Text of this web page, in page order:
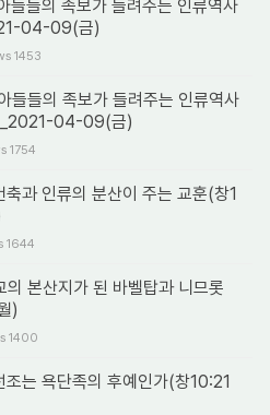
들의 족보가 들려주는 인류역사
04-09(금)
1453
들의 족보가 들려주는 인류역사
04-09(금)
1754
과 인류의 분산이 주는 교훈(창1
1644
본산지가 된 바벨탑과 니므롯
)
1400
는 욕단족의 후예인가(창10:21